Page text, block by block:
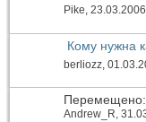
Pike,
Кому нужна
berliozz ,
Перемещено:
Andrew_R,